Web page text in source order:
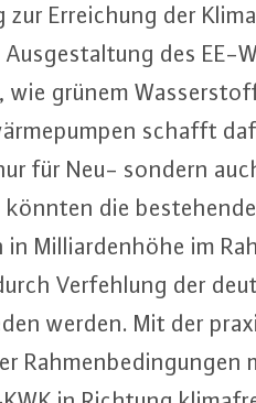
zur Er­rei­chung der
des EE-
wie grünem
schafft
für Neu- sondern
könnten die
in Mil­li­ar­den­hö­he im
Ver­feh­lung der
werden. Mit der
Rah­men­be­din­gun­gen